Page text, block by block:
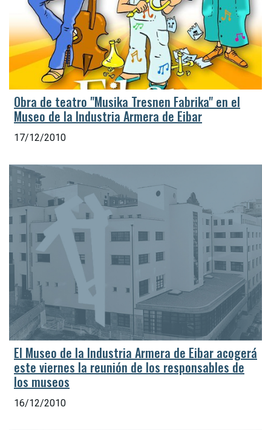
Obra de teatro "Musika Tresnen Fabrika" en el
Museo de la Industria Armera de Eibar
17/12/2010
El Museo de la Industria Armera de Eibar acogerá
este viernes la reunión de los responsables de
los museos
16/12/2010